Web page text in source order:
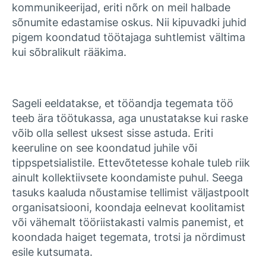
kommunikeerijad, eriti nõrk on meil halbade
sõnumite edastamise oskus. Nii kipuvadki juhid
pigem koondatud töötajaga suhtlemist vältima
kui sõbralikult rääkima.
Sageli eeldatakse, et tööandja tegemata töö
teeb ära töötukassa, aga unustatakse kui raske
võib olla sellest uksest sisse astuda. Eriti
keeruline on see koondatud juhile või
tippspetsialistile. Ettevõtetesse kohale tuleb riik
ainult kollektiivsete koondamiste puhul. Seega
tasuks kaaluda nõustamise tellimist väljastpoolt
organisatsiooni, koondaja eelnevat koolitamist
või vähemalt tööriistakasti valmis panemist, et
koondada haiget tegemata, trotsi ja nördimust
esile kutsumata.